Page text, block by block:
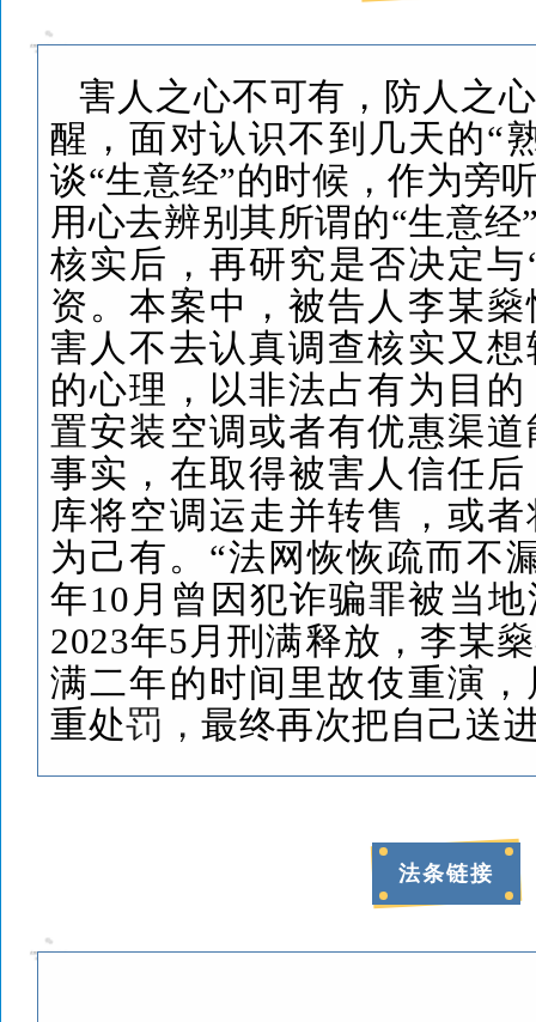
害人之心不可有，防人之
醒，面对认识不到几天的“
谈“生意经”的时候，作为旁
用心去辨别其所谓的“生意经
核实后，再研究是否决定与
资。本案中，被告人李某
害人不去认真调查核实又
的心理，以非法占有为目
置安装空调或者有优惠渠
事实，在取得被害人信任
库将空调运走并转售，或
为己有。 “法网恢恢疏而不
年10 月曾因犯诈骗罪被当
2023年5 月刑满释放，李某
满二年的时间里故伎重演
重处罚，最终再次把自己送
法条链接